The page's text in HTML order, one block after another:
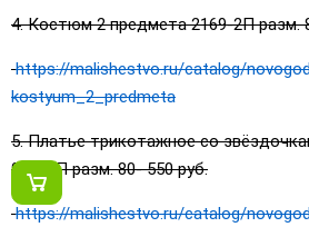
4. Костюм 2 предмета 2169-2П разм.
https://malishestvo.ru/catalog/
kostyum_2_predmeta
5. Платье трикотажное со
91074П разм. 80- 550 руб.
https://malishestvo.ru/catalog/